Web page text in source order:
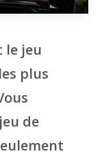
le jeu
plus
de